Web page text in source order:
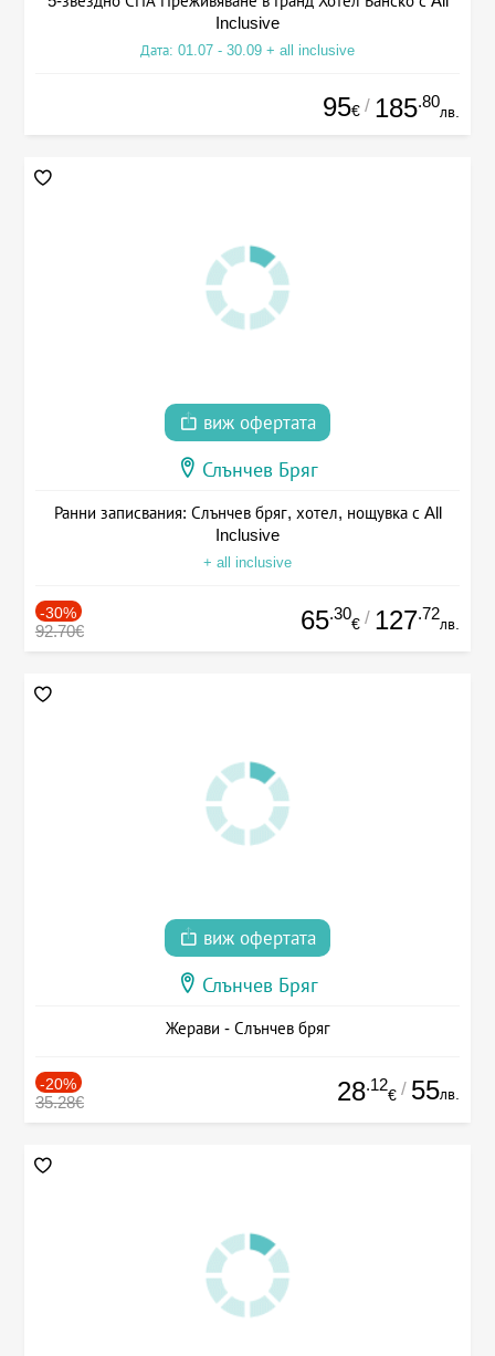
Inclusive
Дата: 01.07 - 30.09 + all inclusive
95€ / 185.80
лв.
виж офертата
Слънчев Бряг
Ранни записвания: Слънчев бряг, хотел, нощувка с All
Inclusive
+ all inclusive
-30%
92.70€ 65.30
€ / 127.72
лв.
виж офертата
Слънчев Бряг
Жерави - Слънчев бряг
-20%
35.28€ 28.12
€ / 55лв.